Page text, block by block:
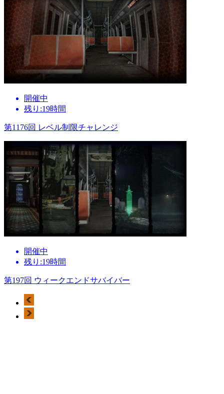
開催中
残り:19時間
第1176回 レベル制限チャレンジ
開催中
残り:19時間
第197回 ウィークエンドサバイバー